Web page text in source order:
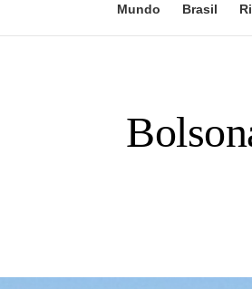
Mundo Brasil